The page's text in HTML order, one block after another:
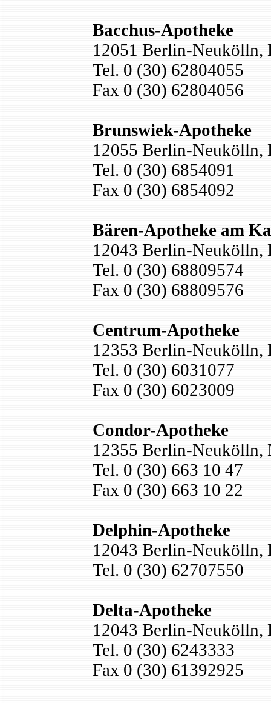
Bacchus-Apotheke
12051 Berlin-Neukölln,
Tel. 0 (30) 62804055
Fax 0 (30) 62804056
Brunswiek-Apotheke
12055 Berlin-Neukölln,
Tel. 0 (30) 6854091
Fax 0 (30) 6854092
Bären-Apotheke am
12043 Berlin-Neukölln,
Tel. 0 (30) 68809574
Fax 0 (30) 68809576
Centrum-Apotheke
12353 Berlin-Neukölln,
Tel. 0 (30) 6031077
Fax 0 (30) 6023009
Condor-Apotheke
12355 Berlin-Neukölln,
Tel. 0 (30) 663 10 47
Fax 0 (30) 663 10 22
Delphin-Apotheke
12043 Berlin-Neukölln,
Tel. 0 (30) 62707550
Delta-Apotheke
12043 Berlin-Neukölln,
Tel. 0 (30) 6243333
Fax 0 (30) 61392925